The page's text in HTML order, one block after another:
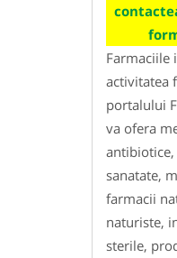
Farmaciile
activitatea
portalului
va ofera
sanatate,
farmacii
naturiste,
sterile,